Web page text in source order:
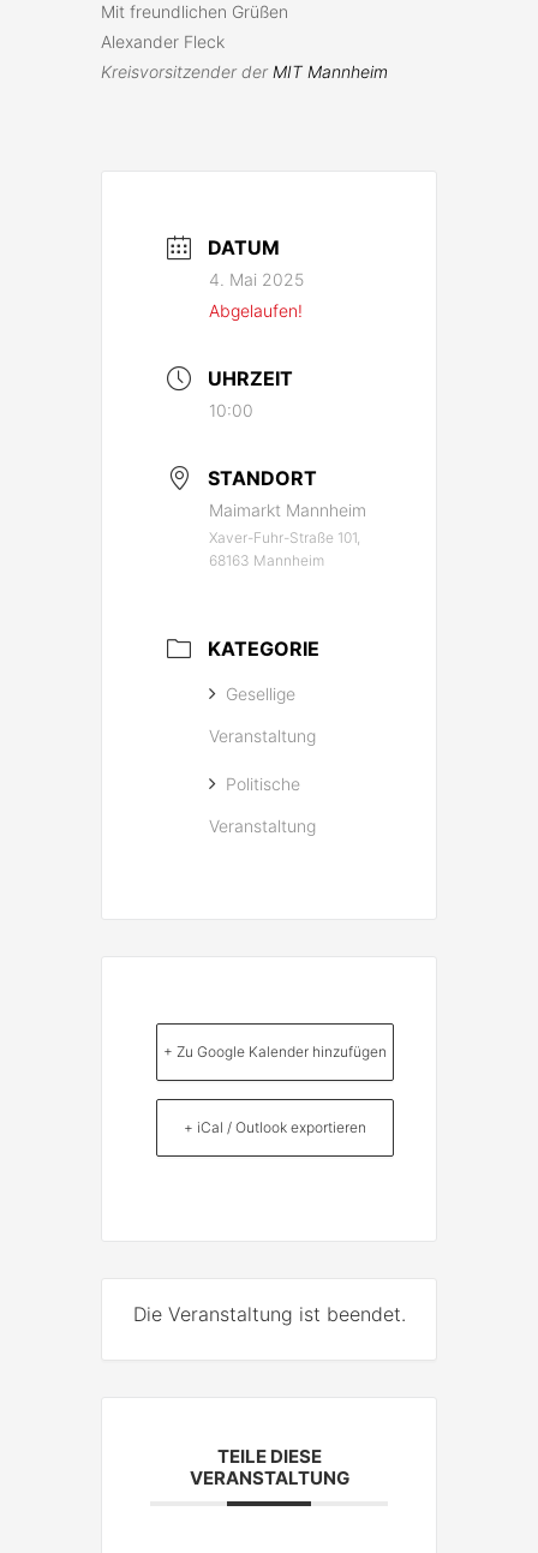
Mit freundlichen Grüßen
Alexander Fleck
Kreisvorsitzender derMIT Mannheim
DATUM
4. Mai 2025
Abgelaufen!
UHRZEIT
10:00
STANDORT
Maimarkt Mannheim
Xaver-Fuhr-Straße 101,
68163 Mannheim
KATEGORIE
Gesellige
Veranstaltung
Politische
Veranstaltung
+ Zu Google Kalender hinzufügen
+ iCal / Outlook exportieren
Die Veranstaltung ist beendet.
TEILE DIESE
VERANSTALTUNG